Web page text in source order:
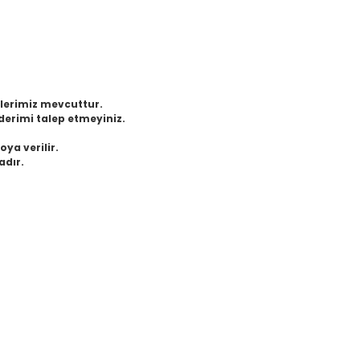
mevcuttur.
talep etmeyiniz.
verilir.